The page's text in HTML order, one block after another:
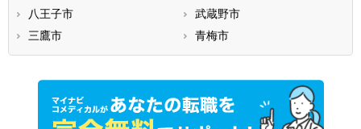
八王子市
武蔵野市
三鷹市
青梅市